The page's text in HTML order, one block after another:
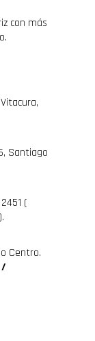
con más
Santiago
(
Centro.
/